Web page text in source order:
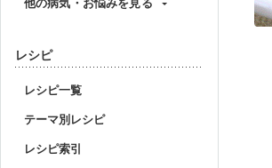
レシピ
レシピ一覧
テーマ別レシピ
レシピ索引